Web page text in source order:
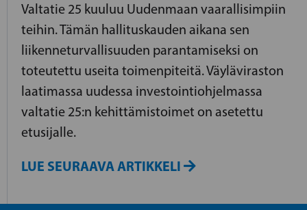
Valtatie 25 kuuluu Uudenmaan vaarallisimpiin
teihin. Tämän hallituskauden aikana sen
liikenneturvallisuuden parantamiseksi on
toteutettu useita toimenpiteitä. Väyläviraston
laatimassa uudessa investointiohjelmassa
valtatie 25:n kehittämistoimet on asetettu
etusijalle.
LUE SEURAAVA ARTIKKELI